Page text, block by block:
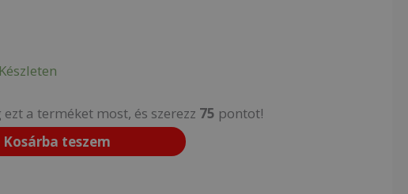
Készleten
a terméket most, és szerezz 75 pontot!
Kosárba teszem